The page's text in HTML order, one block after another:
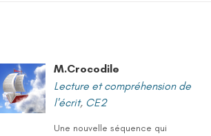
M.Crocodile
Lecture et compréhension de
l'écrit, CE2
Une nouvelle séquence qui